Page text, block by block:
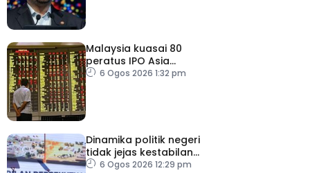
Malaysia kuasai 80
peratus IPO Asia
Tenggara, kumpul AS$1.4
6 Ogos 2026 1:32 pm
Dinamika politik negeri
tidak jejas kestabilan
Kerajaan Perpaduan
6 Ogos 2026 12:29 pm